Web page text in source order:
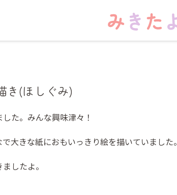
き(ほしぐみ)
た。みんな興味津々！
大きな紙におもいっきり絵を描いていました。
したよ。